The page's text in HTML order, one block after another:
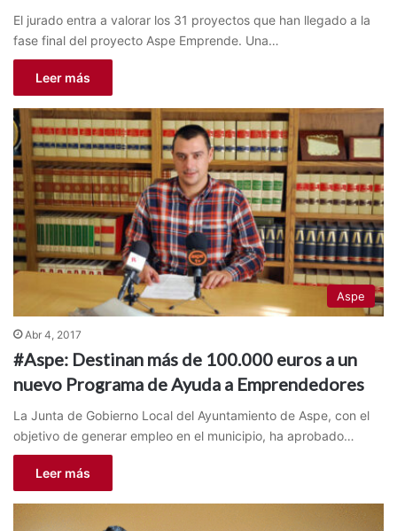
El jurado entra a valorar los 31 proyectos que han llegado a la
fase final del proyecto Aspe Emprende. Una…
Leer más
Aspe
Abr 4, 2017
#Aspe: Destinan más de 100.000 euros a un
nuevo Programa de Ayuda a Emprendedores
La Junta de Gobierno Local del Ayuntamiento de Aspe, con el
objetivo de generar empleo en el municipio, ha aprobado…
Leer más